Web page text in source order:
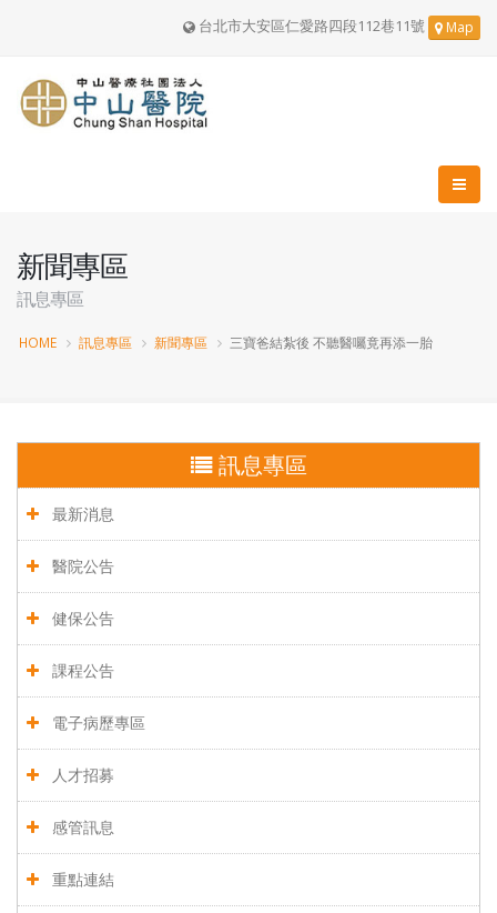
台北市大安區仁愛路四段112巷11號 Map
新聞專區
訊息專區
HOME 訊息專區 新聞專區 三寶爸結紮後 不聽醫囑竟再添一胎
訊息專區
最新消息
醫院公告
健保公告
課程公告
電子病歷專區
人才招募
感管訊息
重點連結